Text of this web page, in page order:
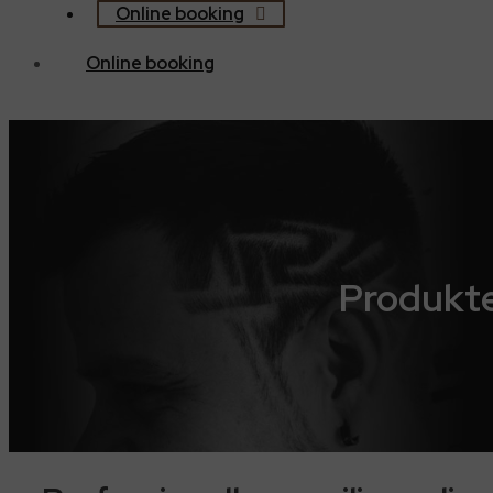
Online booking
Online booking